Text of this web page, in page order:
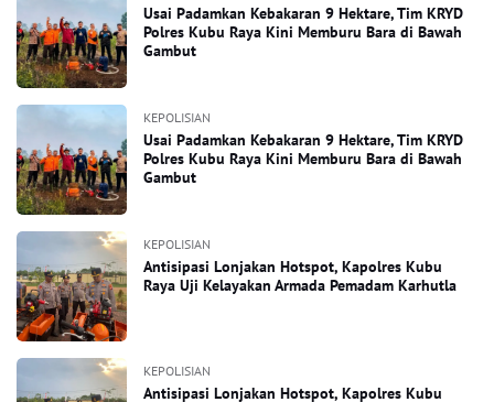
Usai Padamkan Kebakaran 9 Hektare, Tim KRYD
Polres Kubu Raya Kini Memburu Bara di Bawah
Gambut
KEPOLISIAN
Usai Padamkan Kebakaran 9 Hektare, Tim KRYD
Polres Kubu Raya Kini Memburu Bara di Bawah
Gambut
KEPOLISIAN
Antisipasi Lonjakan Hotspot, Kapolres Kubu
Raya Uji Kelayakan Armada Pemadam Karhutla
KEPOLISIAN
Antisipasi Lonjakan Hotspot, Kapolres Kubu